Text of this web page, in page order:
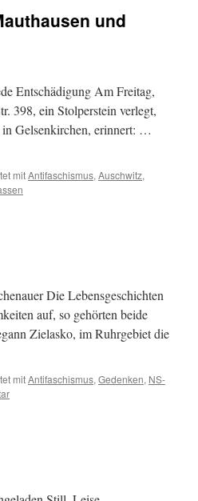
und
Entschädigung Am Freitag,
398, ein Stolperstein verlegt,
in Gelsenkirchen, erinnert: …
mitAntifaschismus, Auschwitz,
Die Lebensgeschichten
auf, so gehörten beide
Zielasko, im Ruhrgebiet die
mitAntifaschismus, Gedenken, NS-